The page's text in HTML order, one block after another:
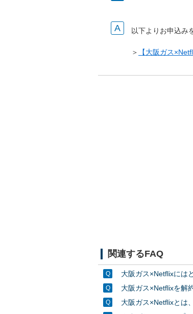
以下よりお申込み
＞ 【大阪ガス
関連するFAQ
大阪ガス×Netflixには
大阪ガス×Netflixを解
大阪ガス×Netflixとは